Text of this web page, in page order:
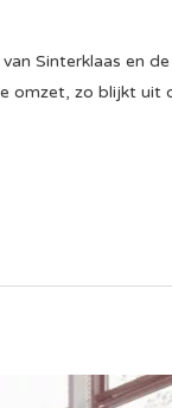
Sinterklaas en
omzet, zo blijkt uit